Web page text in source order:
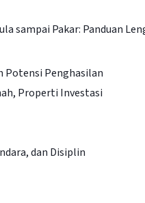
sampai Pakar: Panduan
Potensi Penghasilan
Properti Investasi
dan Disiplin